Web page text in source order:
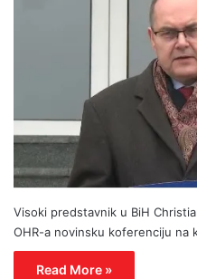
Visoki predstavnik u BiH
OHR-a novinsku koferenciju
Read More »